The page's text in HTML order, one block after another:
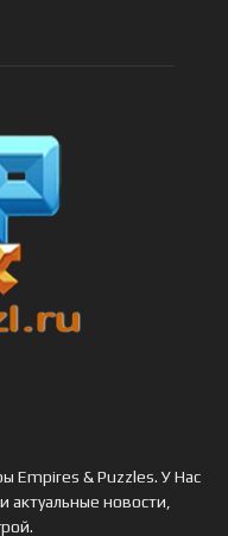
Empires & Puzzles. У Нас
актуальные новости,